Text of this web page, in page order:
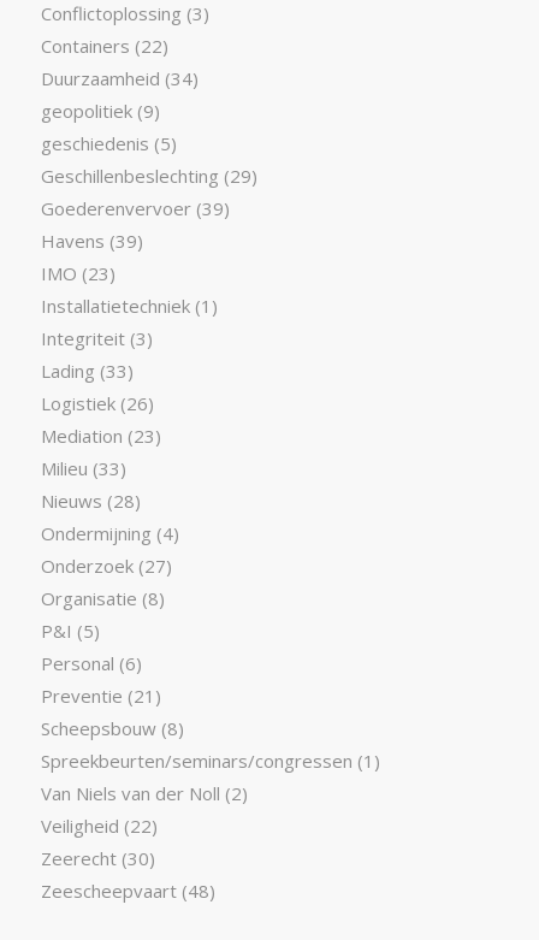
Conflictoplossing (3)
Containers (22)
Duurzaamheid (34)
geopolitiek(9)
geschiedenis (5)
Geschillenbeslechting (29)
Goederenvervoer(39)
Havens (39)
IMO (23)
Installatietechniek(1)
Integriteit(3)
Lading (33)
Logistiek(26)
Mediation (23)
Milieu (33)
Nieuws (28)
Ondermijning (4)
Onderzoek(27)
Organisatie (8)
P&I (5)
Personal (6)
Preventie (21)
Scheepsbouw(8)
Spreekbeurten/seminars/congressen (1)
Van Niels van der Noll (2)
Veiligheid (22)
Zeerecht(30)
Zeescheepvaart(48)